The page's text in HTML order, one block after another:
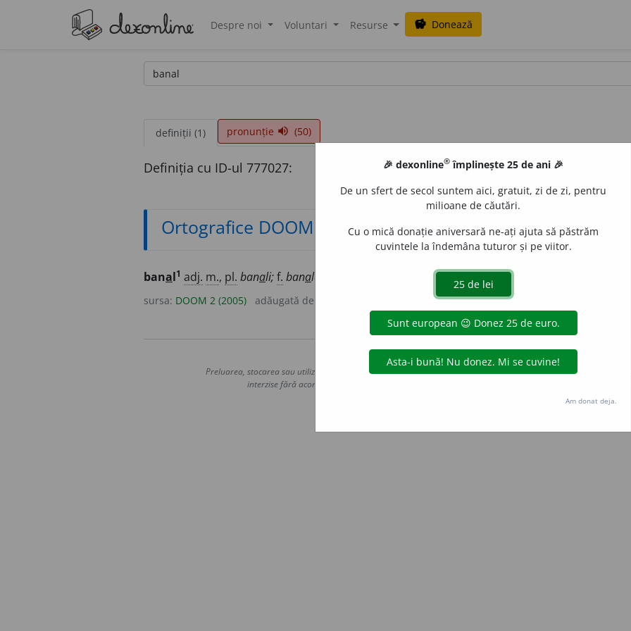
Despre noi Voluntari Resurse savings Donează
definiții (1) pronunție volume_up (50)
Definiția cu ID-ul 777027:
Ortografice DOOM
banal1 adj. m., pl. banali;f. banală,
sursa: DOOM 2 (2005) adăugată de
Copyright © 2004-2026 dexonline (https://dexonline.ro)
Preluarea, stocarea sau utilizarea datelor de pe acest site, inclusiv prin orice metode de extragere automată
interzise fără acordul nostru prealabil scris, cu excepția seturilor de date oferite oficial spre utilizare
Hosterion
🎉 dexonline® împlinește 25 de ani 🎉
De un sfert de secol suntem aici, gratuit, zi de zi, pentru
milioane de căutări.
Cu o mică donație aniversară ne-ați ajuta să păstrăm
cuvintele la îndemâna tuturor și pe viitor.
Am donat deja.